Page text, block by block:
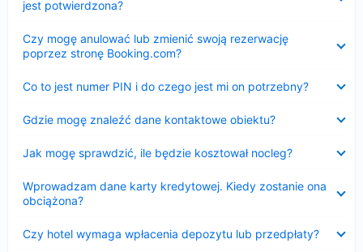
jest potwierdzona?
Czy mogę anulować lub zmienić swoją rezerwację
poprzez stronę Booking.com?
Co to jest numer PIN i do czego jest mi on potrzebny?
Gdzie mogę znaleźć dane kontaktowe obiektu?
Jak mogę sprawdzić, ile będzie kosztował nocleg?
Wprowadzam dane karty kredytowej. Kiedy zostanie ona
obciążona?
Czy hotel wymaga wpłacenia depozytu lub przedpłaty?